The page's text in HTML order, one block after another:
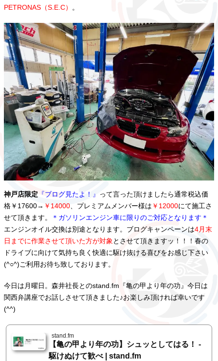
PETRONAS（S.E.C）
。
神戸店限定 『ブログ見たよ！』
って言った頂けましたら通常税込価
格￥17600→ ￥14000 、プレミアムメンバー様は ￥12000にて施工さ
せて頂きます。
＊ガソリンエンジン車に限りのご対応となります＊
エンジンオイル交換は別途となります。ブログキャンペーンは4月末
日までに作業させて頂いた方が対象 と させて頂きますッ！！！春の
ドライブに向けて気持ち良く快適に駆け抜ける喜びをお感じ下さい
(^○^)ご利用お待ち致しております。
今日は月曜日。森井社長とのstand.fm『亀の甲より年の功』今日は
関西弁講座でお話しさせて頂きました♪お楽しみ頂ければ幸いです
(^^)
stand.fm
【亀の甲より年の功】シュッとしてはる！ -
駆けぬけて歓べ | stand.fm